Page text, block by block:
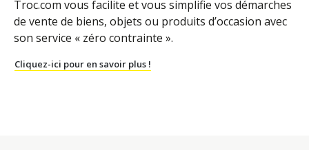
Troc.com vous facilite et vous simplifie vos démarches
de vente de biens, objets ou produits d’occasion avec
son service « zéro contrainte ».
Cliquez-ici pour en savoir plus !